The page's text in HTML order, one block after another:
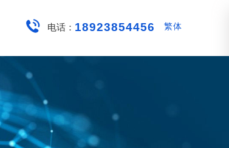
繁体
电话： 18923854456